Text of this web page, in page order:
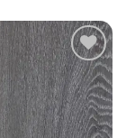
Toevoegen
aan
verlanglijst